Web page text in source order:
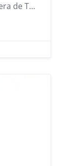
Carrer Del Ter, 4 - 17165 La Cellera de Ter, provincia de Gerona, España